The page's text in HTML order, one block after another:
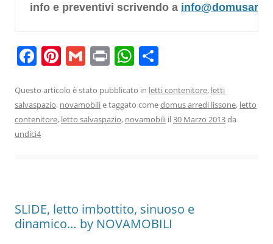
info e preventivi scrivendo a
F
c
e
b
Pi
er
e
G
ai
l
Pr
t
W
at
s
n
di
Questo articolo è stato pubblicato in letti contenitore, letti
salvaspazio, novamobilie taggato comedomus arredi lissone, letto
contenitore, letto salvaspazio, novamobili il30 Marzo 2013da
undici4
SLIDE, letto imbottito, sinuoso e
dinamico… by NOVAMOBILI